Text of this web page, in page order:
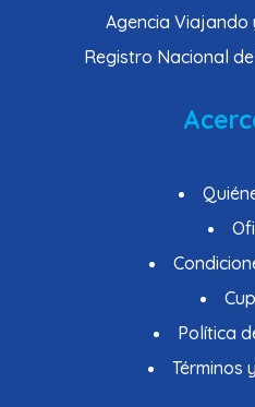
Agencia Viajando
Registro Nacional
Política
Términos